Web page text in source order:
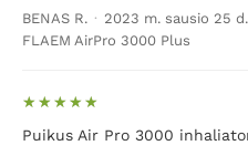
BENAS R. · 2023 m. sausio 25 d.
FLAEM AirPro 3000 Plus
Puikus Air Pro 3000